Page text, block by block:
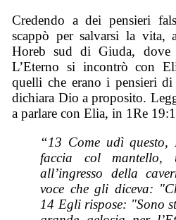
Credendo a dei pensieri
scappò per salvarsi la vita,
Horeb sud di Giuda, dove
L’Eterno si incontrò con
quelli che erano i pensieri
dichiara Dio a proposito.
a parlare con Elia, in 1Re
“13 Come udì questo,
faccia col
all’ingresso della
voce che gli diceva:
14 Egli rispose: "Sono